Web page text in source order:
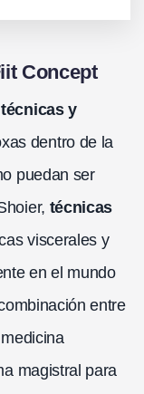
Concept
y
dentro de la
puedan ser
técnicas
viscerales y
en el mundo
entre
magistral para